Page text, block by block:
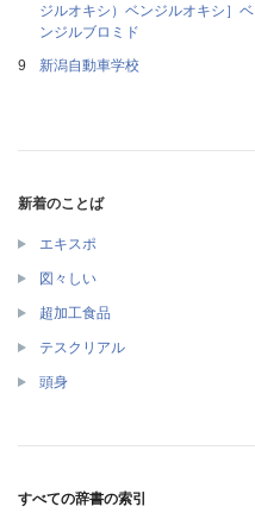
ジルオキシ）ベンジルオキシ］ベ
ンジルブロミド
新潟自動車学校
新着のことば
エキスポ
図々しい
超加工食品
テスクリアル
頭身
すべての辞書の索引